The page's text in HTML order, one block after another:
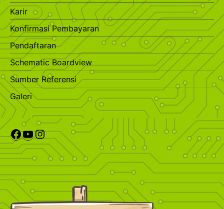
Karir
Konfirmasi Pembayaran
Pendaftaran
Schematic Boardview
Sumber Referensi
Galeri